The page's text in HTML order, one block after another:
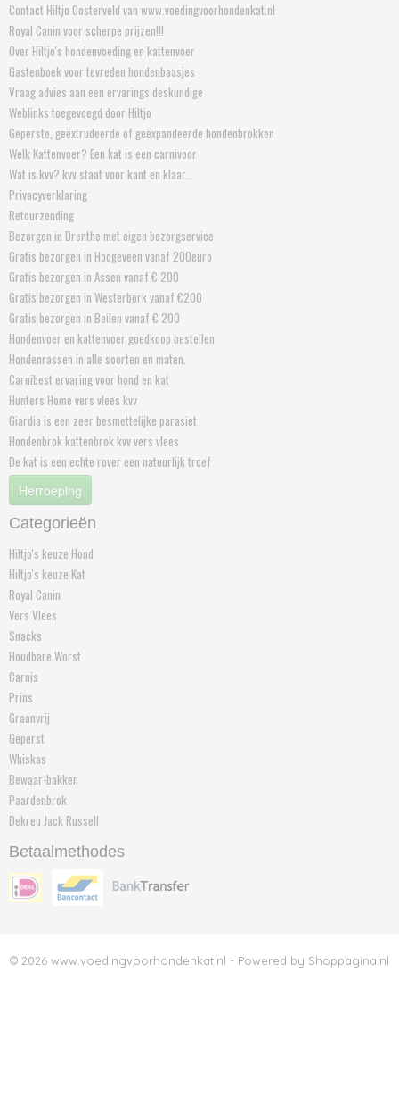
Contact Hiltjo Oosterveld van www.voedingvoorhondenkat.nl
Royal Canin voor scherpe prijzen!!!
Over Hiltjo's hondenvoeding en kattenvoer
Gastenboek voor tevreden hondenbaasjes
Vraag advies aan een ervarings deskundige
Weblinks toegevoegd door Hiltjo
Geperste, geëxtrudeerde of geëxpandeerde hondenbrokken
Welk Kattenvoer? Een kat is een carnivoor
Wat is kvv? kvv staat voor kant en klaar...
Privacyverklaring
Retourzending
Bezorgen in Drenthe met eigen bezorgservice
Gratis bezorgen in Hoogeveen vanaf 200euro
Gratis bezorgen in Assen vanaf € 200
Gratis bezorgen in Westerbork vanaf €200
Gratis bezorgen in Beilen vanaf € 200
Hondenvoer en kattenvoer goedkoop bestellen
Hondenrassen in alle soorten en maten.
Carnibest ervaring voor hond en kat
Hunters Home vers vlees kvv
Giardia is een zeer besmettelijke parasiet
Hondenbrok kattenbrok kvv vers vlees
De kat is een echte rover een natuurlijk troef
Herroeping
Categorieën
Hiltjo's keuze Hond
Hiltjo's keuze Kat
Royal Canin
Vers Vlees
Snacks
Houdbare Worst
Carnis
Prins
Graanvrij
Geperst
Whiskas
Bewaar-bakken
Paardenbrok
Dekreu Jack Russell
Betaalmethodes
© 2026 www.voedingvoorhondenkat.nl - Powered by Shoppagina.nl